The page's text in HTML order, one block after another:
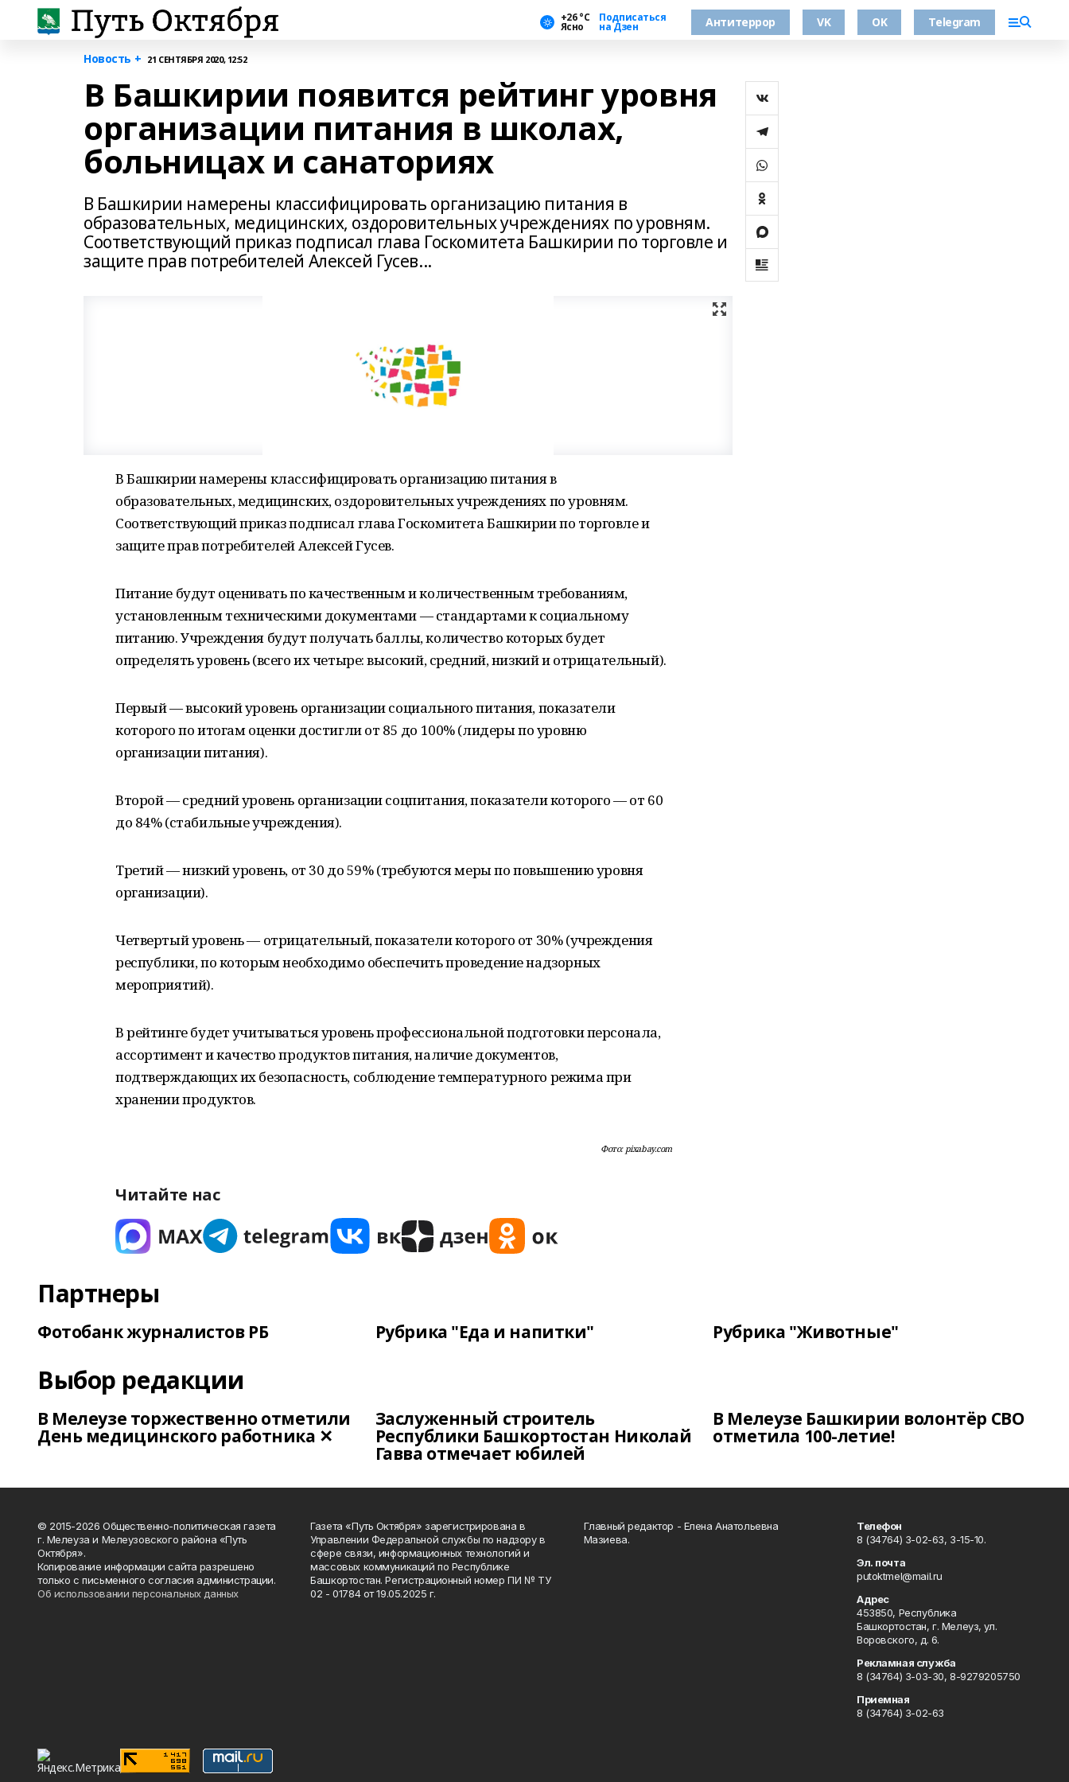
+26 °С
Ясно
Подписаться
на Дзен Антитеррор VK OK Telegram
Новость + 21 СЕНТЯБРЯ 2020, 12:52
В Башкирии появится рейтинг уровня
организации питания в школах,
больницах и санаториях
В Башкирии намерены классифицировать организацию питания в
образовательных, медицинских, оздоровительных учреждениях по уровням.
Соответствующий приказ подписал глава Госкомитета Башкирии по торговле и
защите прав потребителей Алексей Гусев...
В Башкирии намерены классифицировать организацию питания в
образовательных, медицинских, оздоровительных учреждениях по уровням.
Соответствующий приказ подписал глава Госкомитета Башкирии по торговле и
защите прав потребителей Алексей Гусев.
Питание будут оценивать по качественным и количественным требованиям,
установленным техническими документами — стандартами к социальному
питанию. Учреждения будут получать баллы, количество которых будет
определять уровень (всего их четыре: высокий, средний, низкий и отрицательный).
Первый — высокий уровень организации социального питания, показатели
которого по итогам оценки достигли от 85 до 100% (лидеры по уровню
организации питания).
Второй — средний уровень организации соцпитания, показатели которого — от 60
до 84% (стабильные учреждения).
Третий — низкий уровень, от 30 до 59% (требуются меры по повышению уровня
организации).
Четвертый уровень — отрицательный, показатели которого от 30% (учреждения
республики, по которым необходимо обеспечить проведение надзорных
мероприятий).
В рейтинге будет учитываться уровень профессиональной подготовки персонала,
ассортимент и качество продуктов питания, наличие документов,
подтверждающих их безопасность, соблюдение температурного режима при
хранении продуктов.
Фото: pixabay.com
Читайте нас
Партнеры
Фотобанк журналистов РБ Рубрика "Еда и напитки" Рубрика "Животные"
Выбор редакции
В Мелеузе торжественно отметили
День медицинского работника ✕
Заслуженный строитель
Республики Башкортостан Николай
Гавва отмечает юбилей
В Мелеузе Башкирии волонтёр СВО
отметила 100-летие!
© 2015-2026 Общественно-политическая газета
г. Мелеуза и Мелеузовского района «Путь
Октября».
Копирование информации сайта разрешено
только с письменного согласия администрации.
Об использовании персональных данных
Газета «Путь Октября» зарегистрирована в
Управлении Федеральной службы по надзору в
сфере связи, информационных технологий и
массовых коммуникаций по Республике
Башкортостан. Регистрационный номер ПИ № ТУ
02 - 01784 от 19.05.2025 г.
Главный редактор - Елена Анатольевна
Мазиева.
Телефон
8 (34764) 3-02-63, 3-15-10.
Эл. почта
putoktmel@mail.ru
Адрес
453850, Республика
Башкортостан, г. Мелеуз, ул.
Воровского, д. 6.
Рекламная служба
8 (34764) 3-03-30, 8-9279205750
Приемная
8 (34764) 3-02-63